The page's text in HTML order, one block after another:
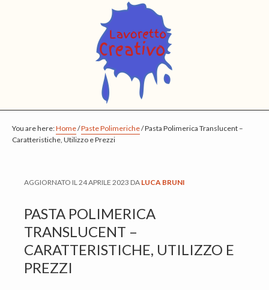
m
a
c
n
t
e
n
p
r
a
y
s
i
d
f
o
e
You are here:Home/Paste Polimeriche/Pasta Polimerica Translucent –
Caratteristiche, Utilizzo e Prezzi
AGGIORNATO IL24 APRILE 2023 DA LUCA BRUNI
PASTA POLIMERICA
TRANSLUCENT –
CARATTERISTICHE, UTILIZZO E
PREZZI